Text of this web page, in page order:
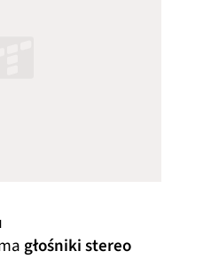
głośniki stereo